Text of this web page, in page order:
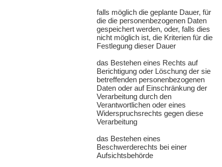
falls möglich die geplante Dauer, für
die die personenbezogenen Daten
gespeichert werden, oder, falls dies
nicht möglich ist, die Kriterien für die
Festlegung dieser Dauer
das Bestehen eines Rechts auf
Berichtigung oder Löschung der sie
betreffenden personenbezogenen
Daten oder auf Einschränkung der
Verarbeitung durch den
Verantwortlichen oder eines
Widerspruchsrechts gegen diese
Verarbeitung
das Bestehen eines
Beschwerderechts bei einer
Aufsichtsbehörde